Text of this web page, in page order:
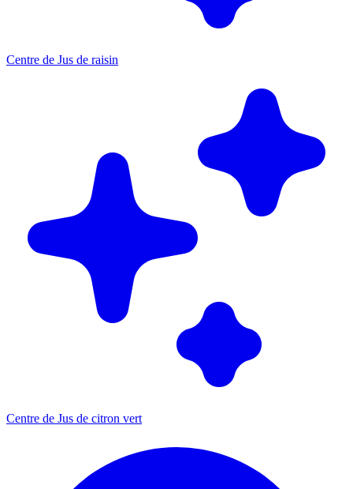
Centre de Jus de raisin
Centre de Jus de citron vert